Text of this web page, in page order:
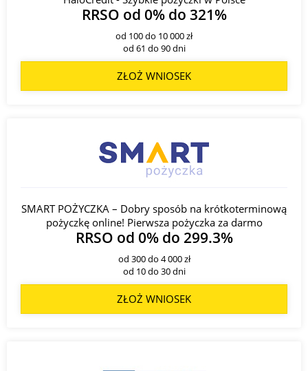
RRSO od 0% do 321%
od 100 do 10 000 zł
od 61 do 90 dni
ZŁOŻ WNIOSEK
SMART POŻYCZKA – Dobry sposób na krótkoterminową
pożyczkę online! Pierwsza pożyczka za darmo
RRSO od 0% do 299.3%
od 300 do 4 000 zł
od 10 do 30 dni
ZŁOŻ WNIOSEK